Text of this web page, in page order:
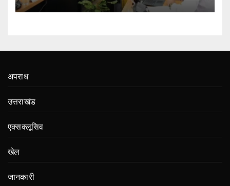
अपराध
उत्तराखंड
एक्सक्लूसिव
खेल
जानकारी